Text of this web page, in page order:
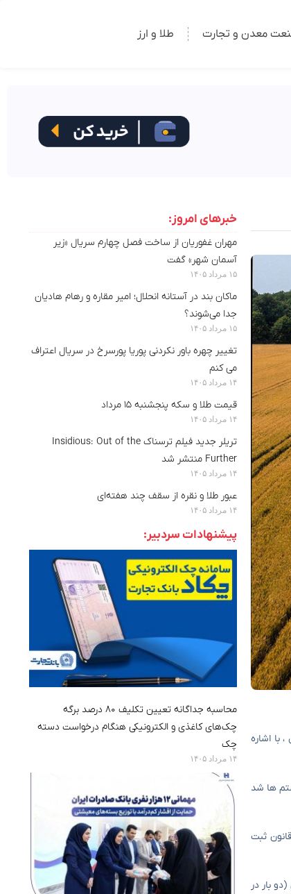
معدن و تجارت طلا و ارز
با اشاره
ها شد
ثبت
بار در
خبرهای امروز:
مهران غفوریان از ساخت فصل چهارم سریال «زیر
آسمان شهر» گفت
۱۵ مرداد ۱۴۰۵
ماکان بند در آستانه انحلال؛ امیر مقاره و رهام هادیان
جدا می‌شوند؟
۱۵ مرداد ۱۴۰۵
تغییر چهره باور نکردنی پوریا پورسرخ در سریال اعتراف
می کنم
۱۴ مرداد ۱۴۰۵
قیمت طلا و سکه پنجشنبه ۱۵ مرداد
۱۴ مرداد ۱۴۰۵
تریلر جدید فیلم ترسناک Insidious: Out of the
Further منتشر شد
۱۴ مرداد ۱۴۰۵
عبور طلا و نقره از سقف چند هفته‌ای
۱۴ مرداد ۱۴۰۵
پیشنهادات سردبیر:
محاسبه جداگانه تعیین تکلیف ۸۰ درصد برگه
چک‌های کاغذی و الکترونیکی هنگام درخواست دسته
چک
۱۴ مرداد ۱۴۰۵